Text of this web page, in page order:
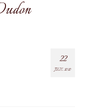
22
JUIL 2020